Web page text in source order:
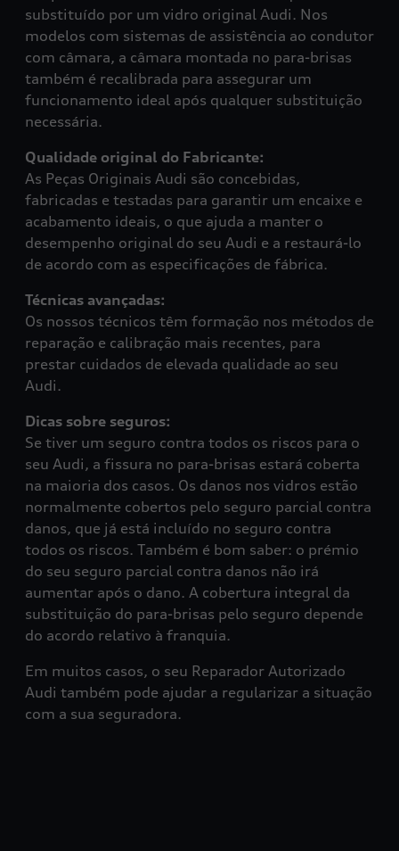
substituído por um vidro original Audi. Nos
modelos com sistemas de assistência ao condutor
com câmara, a câmara montada no para-brisas
também é recalibrada para assegurar um
funcionamento ideal após qualquer substituição
necessária.
Qualidade original do Fabricante:
As Peças Originais Audi são concebidas,
fabricadas e testadas para garantir um encaixe e
acabamento ideais, o que ajuda a manter o
desempenho original do seu Audi e a restaurá-lo
de acordo com as especificações de fábrica.
Técnicas avançadas:
Os nossos técnicos têm formação nos métodos de
reparação e calibração mais recentes, para
prestar cuidados de elevada qualidade ao seu
Audi.
Se tiver um seguro contra todos os riscos para o
seu Audi, a fissura no para-brisas estará coberta
na maioria dos casos. Os danos nos vidros estão
normalmente cobertos pelo seguro parcial contra
danos, que já está incluído no seguro contra
todos os riscos. Também é bom saber: o prémio
do seu seguro parcial contra danos não irá
aumentar após o dano. A cobertura integral da
substituição do para-brisas pelo seguro depende
do acordo relativo à franquia.
Em muitos casos, o seu Reparador Autorizado
Audi também pode ajudar a regularizar a situação
com a sua seguradora.